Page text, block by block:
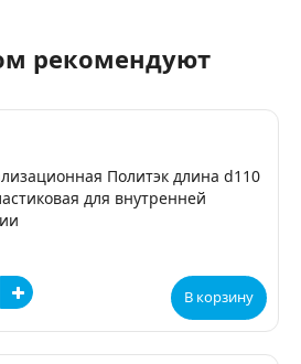
рекомендуют
Политэк длина d110
для внутренней
В корзину